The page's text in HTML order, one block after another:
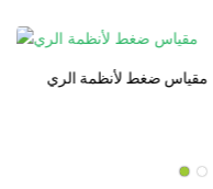
مقياس ضغط لأنظمة الري